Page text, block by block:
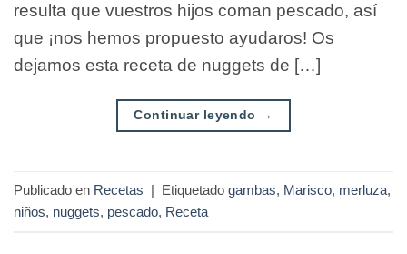
resulta que vuestros hijos coman pescado, así
que ¡nos hemos propuesto ayudaros! Os
dejamos esta receta de nuggets de […]
Continuar leyendo →
Publicado en Recetas | Etiquetado gambas, Marisco, merluza,
niños, nuggets, pescado, Receta